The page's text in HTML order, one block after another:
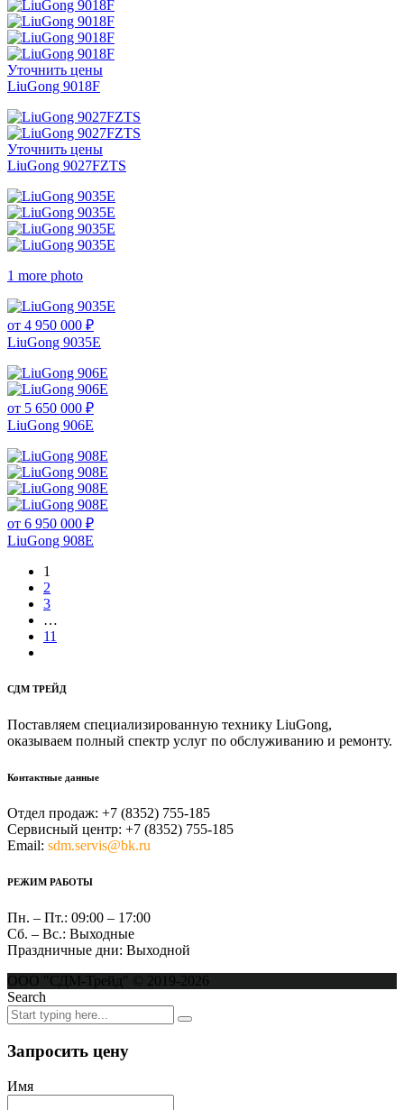
Уточнить цены
LiuGong 9018F
Уточнить цены
LiuGong 9027FZTS
1 more photo
от 4 950 000 ₽
LiuGong 9035E
от 5 650 000 ₽
LiuGong 906E
от 6 950 000 ₽
LiuGong 908E
1
2
3
…
11
СДМ ТРЕЙД
Поставляем специализированную технику LiuGong,
оказываем полный спектр услуг по обслуживанию и ремонту.
Контактные данные
Отдел продаж: +7 (8352) 755-185
Сервисный центр: +7 (8352) 755-185
Email: sdm.servis@bk.ru
РЕЖИМ РАБОТЫ
Пн. – Пт.: 09:00 – 17:00
Сб. – Вс.: Выходные
Праздничные дни: Выходной
ООО "СДМ-Трейд" © 2019-2026
Search
Запросить цену
Имя